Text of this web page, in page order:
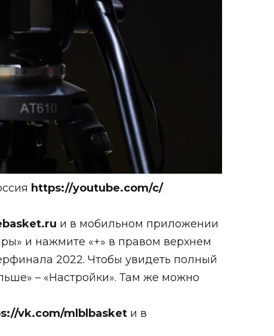
https://youtube.com/c/
и в мобильном приложении
и нажмите «+» в правом верхнем
2022. Чтобы увидеть полный
– «Настройки». Там же можно
vk.com/mlblbasket и в